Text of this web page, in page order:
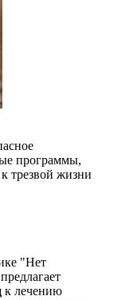
программы,
трезвой жизни
"Нет
к лечению